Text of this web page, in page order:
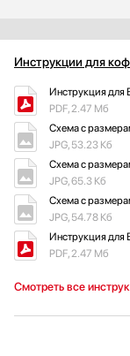
Инструкции для
Смотреть все
Инструкция для
PDF, 2.47 Мб
Схема с
JPG, 53.23 Кб
Схема с
JPG, 65.3 Кб
Схема с
JPG, 54.78 Кб
Инструкция для
PDF, 2.47 Мб